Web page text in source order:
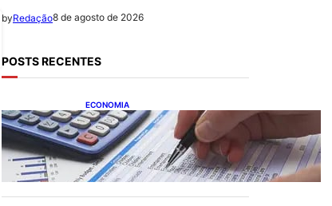
byRedação8 de agosto de 2026
POSTS RECENTES
ECONOMIA
Busca dos brasileiros por
crédito cresce 16,5%; Mato
Grosso lidera ranking entre
estados